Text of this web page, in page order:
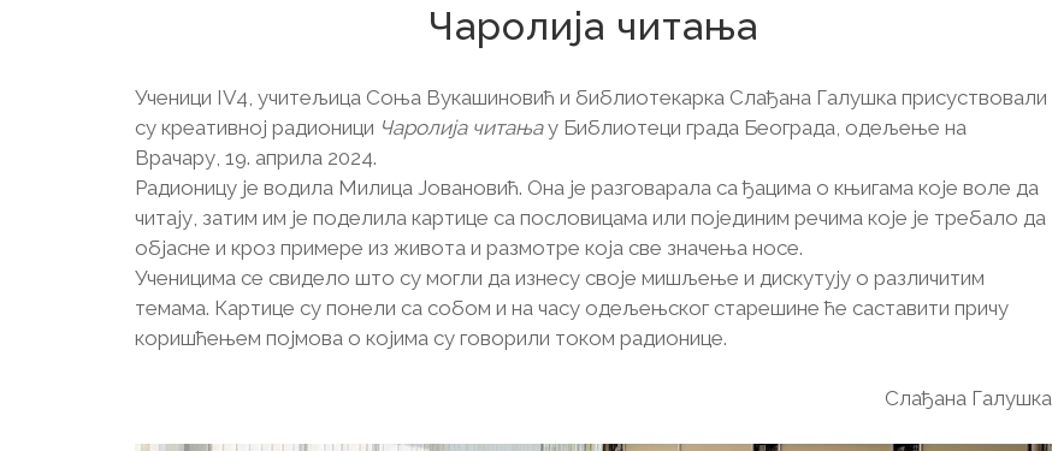
Чаролија читања
Ученици IV4, учитељица Соња Вукашиновић и библиотекарка Слађана Галушка присуствовали
су креативној радионици Чаролија читањау Библиотеци града Београда, одељење на
Врачару, 19. априла 2024.
Радионицу је водила Милица Јовановић. Она је разговарала са ђацима о књигама које воле да
читају, затим им је поделила картице са пословицама или појединим речима које је требало да
објасне и кроз примере из живота и размотре која све значења носе.
Ученицима се свидело што су могли да изнесу своје мишљење и дискутују о различитим
темама. Картице су понели са собом и на часу одељењског старешине ће саставити причу
коришћењем појмова о којима су говорили током радионице.
Слађана Галушка